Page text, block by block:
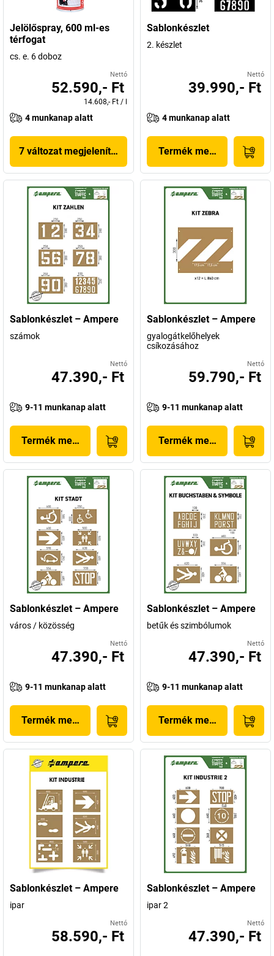
Jelölőspray, 600 ml-es
térfogat
cs. e. 6 doboz
Nettó
52.590,- Ft
14.608,- Ft /
4 munkanap alatt
7 változat megjelenítése
Sablonkészlet
2. készlet
Nettó
39.990,- Ft
4 munkanap alatt
Termék megjelenítése
Sablonkészlet – Ampere
számok
Nettó
47.390,- Ft
9-11 munkanap alatt
Termék megjelenítése
Sablonkészlet – Ampere
gyalogátkelőhelyek
csíkozásához
Nettó
59.790,- Ft
9-11 munkanap alatt
Termék megjelenítése
Sablonkészlet – Ampere
város / közösség
Nettó
47.390,- Ft
9-11 munkanap alatt
Termék megjelenítése
Sablonkészlet – Ampere
betűk és szimbólumok
Nettó
47.390,- Ft
9-11 munkanap alatt
Termék megjelenítése
Sablonkészlet – Ampere
ipar
Nettó
58.590,- Ft
Sablonkészlet – Ampere
ipar 2
Nettó
47.390,- Ft